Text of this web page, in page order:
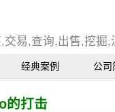
交易,查询,出售,挖掘
经典案例 公司
的打击